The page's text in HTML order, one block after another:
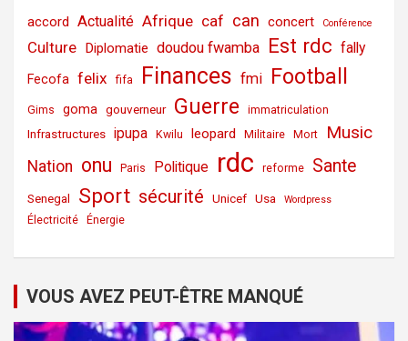
accord Actualité Afrique caf can concert Conférence
Culture Diplomatie doudou fwamba Est rdc fally
Fecofa felix fifa Finances fmi Football
Gims goma gouverneur Guerre immatriculation
Infrastructures ipupa Kwilu leopard Militaire Mort Music
Nation onu Paris Politique rdc reforme Sante
Senegal Sport sécurité Unicef Usa Wordpress
Électricité Énergie
VOUS AVEZ PEUT-ÊTRE MANQUÉ